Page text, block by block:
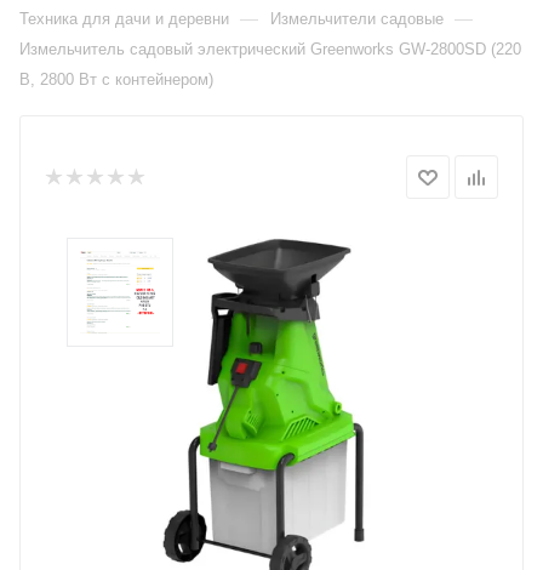
Техника для дачи и деревни — Измельчители садовые —
Измельчитель садовый электрический Greenworks GW-2800SD (220
В, 2800 Вт с контейнером)